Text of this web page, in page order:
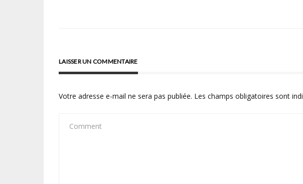
LAISSER UN COMMENTAIRE
Votre adresse e-mail ne sera pas publiée. Les champs obligatoires sont